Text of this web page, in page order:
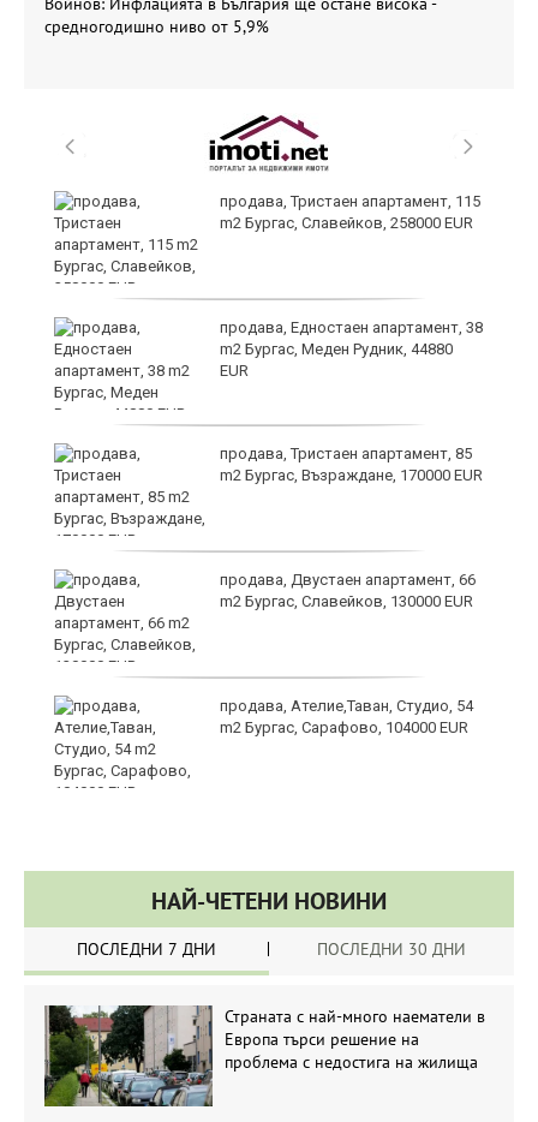
средногодишно ниво от 5,9%
продава, Тристаен апартамент, 115
m2 Бургас, Славейков, 258000 EUR
продава, Едностаен апартамент, 38
m2 Бургас, Меден Рудник, 44880
EUR
продава, Тристаен апартамент, 85
m2 Бургас, Възраждане, 170000 EUR
продава, Двустаен апартамент, 66
m2 Бургас, Славейков, 130000 EUR
продава, Ателие,Таван, Студио, 54
m2 Бургас, Сарафово, 104000 EUR
НАЙ-ЧЕТЕНИ НОВИНИ
ПОСЛЕДНИ 7 ДНИ ПОСЛЕДНИ 30 ДНИ
Страната с най-много наематели в
Европа търси решение на
проблема с недостига на жилища